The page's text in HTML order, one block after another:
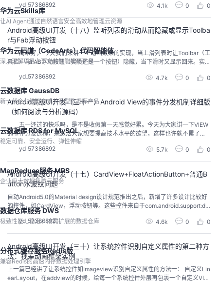
华为云Skills库
让AI Agent通过自然语言安全高效地管理云资源
华为云码道（CodeArts）代码智能体
深入理解项目上下文的智能编码平台
云数据库 GaussDB
新一代企业级分布式关系型数据库产品
云数据库 RDS for MySQL
稳定可靠、安全运行、弹性伸缩
MapReduce服务 MRS
企业级大数据集群云服务
数据仓库服务 DWS
极致性能、稳定、按需扩展的数据仓库
分布式缓存服务Redis版
兼容Redis的高速内存数据处理引擎
动画案例 第一个动画（浏览大师的动画）是：当点击顶部“大师”按钮时触发
的，浏览大师的整个布局（包括...
yd_57386892 4.1k 0 0
Android高级UI开发（十八）监听列表的滑动从而隐藏或显示Toolba
r与Fab浮动按钮
周末好， 今天我们来讲一个动画效果的实现，当上滑列表时让Toolbar（工
具栏）与FAB浮动按钮（实质还是一个按钮）隐藏，当下滑时又显示回来。实现
是正道，它更符合Google Material Design的规范，敬请期待下一篇Android高
级进阶（十九），但是我们今天还是要执意讲解第一种方...
yd_57386892 4.7k 0 0
Android高级UI开发（三十一）Android View的事件分发机制详细版
（如何阅读与分析源码）
五一还过的快乐吗，是不是收假第一天感觉好累。今天为大家讲一下VIEW
的事件分发过程，来激活大家想要提高技术水平的欲望，这样也许就不累了
吧。虽然网上有很多关于事件分发的文章，大多数思路都不是那么顺。我们做
任何事情都应该从最简单的部分做起，从最简单的事情倒推其原理与过程，一
步一步拼接成复杂的整体。那好，就让我们从最简单的Button点击事件说起
（示例源码：http...
yd_57386892 5.7k 0 0
Android高级UI开发（十七）CardView+FloatActionButton+普通B
utton水波纹问题
自动Android5.0的Material design设计规范推出之后，新增了许多设计比较好
的控件，如CardView，浮动按钮等。这些控件来自于com.android.support:de
sign包中。今天我们主要讲布局界面及展示效果，无需额外编写程序代码。 1. C
ardView在布局中的运用： <LinearLayout xmlns:android="http...
yd_57386892 4.6k 0 0
Android高级UI开发（三十）让系统控件识别自定义属性的第二种方
法：视差动画框架实例
上一篇已经讲了让系统控件如Imageview识别自定义属性的方法一： 自定义Lin
earLayout，在addview的时候，给每一个系统控件外层再包裹一个自定义VIE